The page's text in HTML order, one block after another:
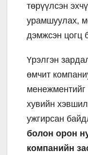
төрүүлсэн
урамшуулах,
дэмжсэн цогц
Үрэлгэн
өмчит
менежментийг
хувийн
ужгирсан
болон орон
компанийн